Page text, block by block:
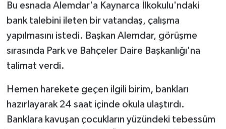
Bu esnada Alemdar'a Kaynarca İlkokulu'ndaki
bank talebini ileten bir vatandaş, çalışma
yapılmasını istedi. Başkan Alemdar, görüşme
sırasında Park ve Bahçeler Daire Başkanlığı'na
talimat verdi.
Hemen harekete geçen ilgili birim, bankları
hazırlayarak 24 saat içinde okula ulaştırdı.
Banklara kavuşan çocukların yüzündeki tebessüm